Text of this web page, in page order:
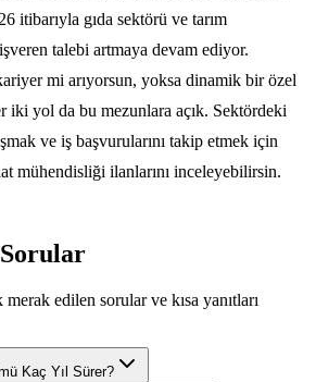
itibarıyla gıda sektörü ve tarım
talebi artmaya devam ediyor.
mi arıyorsun, yoksa dinamik bir özel
iki yol da bu mezunlara açık. Sektördeki
ve iş başvurularını takip etmek için
mühendisliği ilanlarını inceleyebilirsin.
edilen sorular ve kısa yanıtları
Kaç Yıl Sürer?